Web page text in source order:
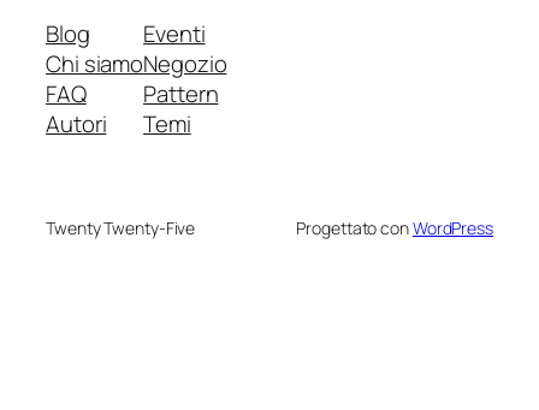
Blog
Chi siamo
FAQ
Autori
Eventi
Negozio
Pattern
Temi
Twenty Twenty-Five Progettato conWordPress